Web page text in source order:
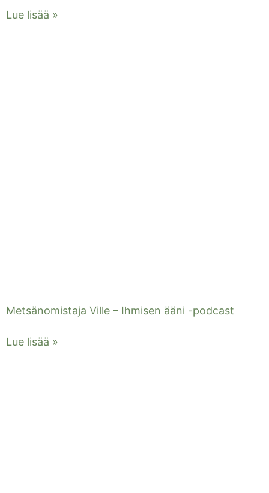
Lue lisää »
Metsänomistaja Ville – Ihmisen ääni -podcast
Lue lisää »